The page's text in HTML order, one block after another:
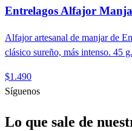
Entrelagos Alfajor
Alfajor artesanal de manjar de
clásico sureño, más intenso. 45 g.
$1.490
Síguenos
Lo que sale de